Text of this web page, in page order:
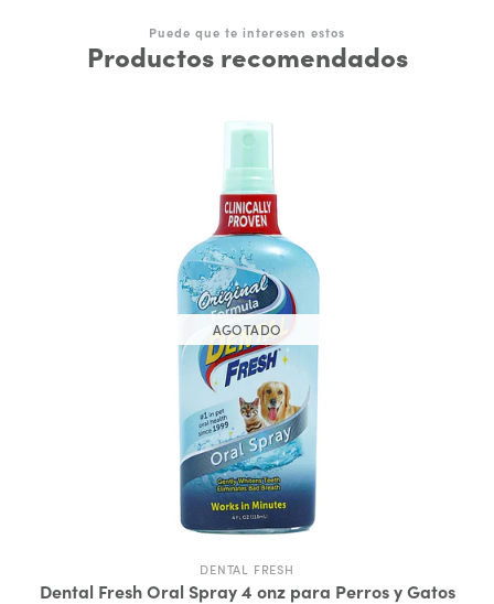
Puede que te interesen estos
Productos recomendados
AGOTADO
DENTAL FRESH
Dental Fresh Oral Spray 4 onz para Perros y Gatos